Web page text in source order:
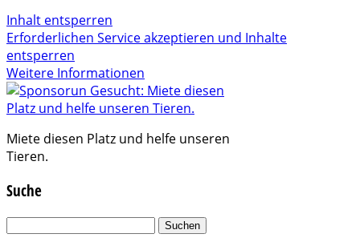
Inhalt entsperren
Erforderlichen Service akzeptieren und Inhalte
entsperren
Weitere Informationen
Miete diesen Platz und helfe unseren
Tieren.
Suche
Suchen